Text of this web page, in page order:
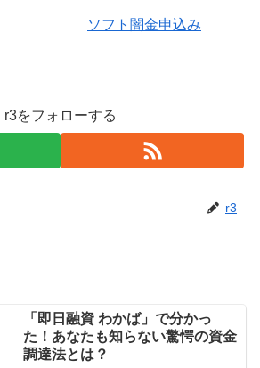
r3をフォローする
r3
「即日融資 わかば」で分かっ
た！あなたも知らない驚愕の資金
調達法とは？